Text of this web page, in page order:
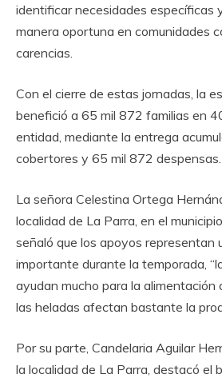
identificar necesidades específicas
manera oportuna en comunidades
carencias.
Con el cierre de estas jornadas, la
benefició a 65 mil 872 familias en
entidad, mediante la entrega
cobertores y 65 mil 872 despensas.
La señora Celestina Ortega
localidad de La Parra, en el
señaló que los apoyos representan
importante durante la temporada,
ayudan mucho para la alimentación
las heladas afectan bastante la
Por su parte, Candelaria Aguilar
la localidad de La Parra, destacó el